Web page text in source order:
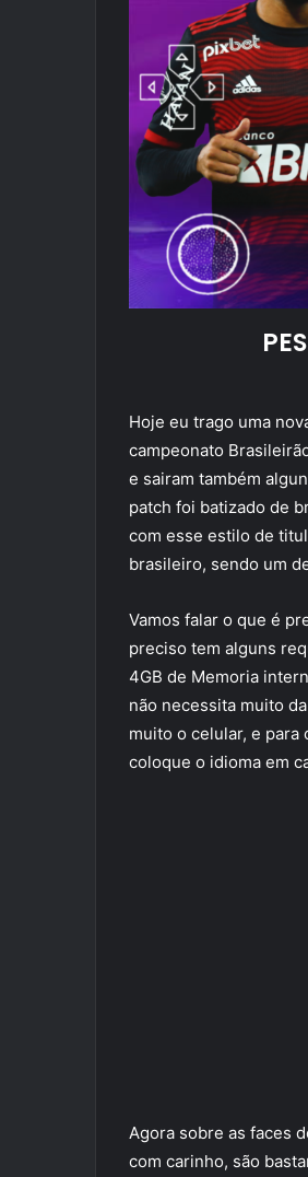
Hoje eu trago uma
campeonato
e sairam também
patch foi batizado de
com esse estilo de
brasileiro, sendo um
Vamos falar o que é
preciso tem alguns
4GB de Memoria
não necessita muito
muito o celular, e
coloque o idioma em
Agora sobre as faces
com carinho, são